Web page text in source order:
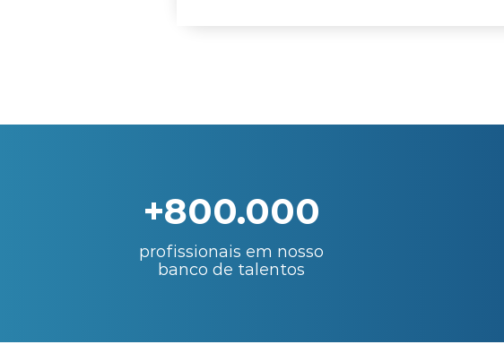
+800.000
profissionais em nosso
banco de talentos